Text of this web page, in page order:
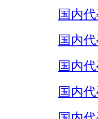
国内
国内
国内
国内